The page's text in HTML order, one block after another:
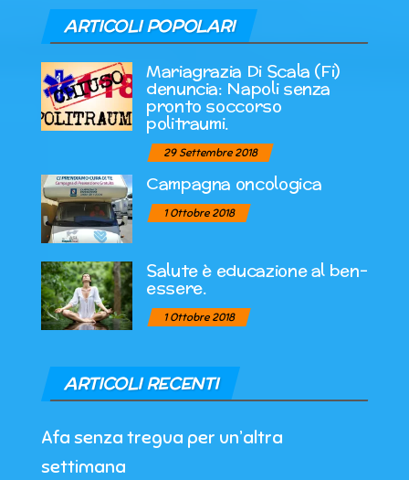
ARTICOLI POPOLARI
Mariagrazia Di Scala (Fi)
denuncia: Napoli senza
pronto soccorso
politraumi.
29 Settembre 2018
Campagna oncologica
1 Ottobre 2018
Salute è educazione al ben-
essere.
1 Ottobre 2018
ARTICOLI RECENTI
Afa senza tregua per un’altra
settimana